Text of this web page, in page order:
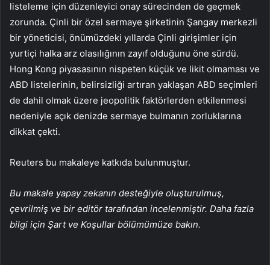
listeleme için düzenleyici onay sürecinden de geçmek
zorunda. Çinli bir özel sermaye şirketinin Şangay merkezli
bir yöneticisi, önümüzdeki yıllarda Çinli girişimler için
yurtiçi halka arz olasılığının zayıf olduğunu öne sürdü.
Hong Kong piyasasının nispeten küçük ve likit olmaması ve
ABD listelerinin, belirsizliği artıran yaklaşan ABD seçimleri
de dahil olmak üzere jeopolitik faktörlerden etkilenmesi
nedeniyle açık denizde sermaye bulmanın zorluklarına
dikkat çekti.
Reuters bu makaleye katkıda bulunmuştur.
Bu makale yapay zekanın desteğiyle oluşturulmuş,
çevrilmiş ve bir editör tarafından incelenmiştir. Daha fazla
bilgi için Şart ve Koşullar bölümümüze bakın.